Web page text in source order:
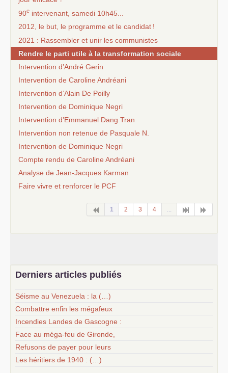
90e intervenant, samedi 10h45...
2012, le but, le programme et le candidat !
2021 : Rassembler et unir les communistes
Rendre le parti utile à la transformation sociale
Intervention d’André Gerin
Intervention de Caroline Andréani
Intervention d’Alain De Poilly
Intervention de Dominique Negri
Intervention d’Emmanuel Dang Tran
Intervention non retenue de Pasquale N.
Intervention de Dominique Negri
Compte rendu de Caroline Andréani
Analyse de Jean-Jacques Karman
Faire vivre et renforcer le PCF
1 2 3 4
Derniers articles publiés
Séisme au Venezuela : la (…)
Combattre enfin les mégafeux
Incendies Landes de Gascogne :
Face au méga-feu de Gironde,
Refusons de payer pour leurs
Les héritiers de 1940 : (…)